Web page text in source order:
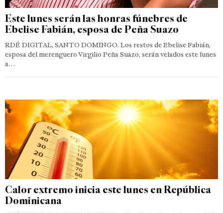
Este lunes serán las honras fúnebres de
Ebelise Fabián, esposa de Peña Suazo
RDÉ DIGITAL, SANTO DOMINGO. Los restos de Ebelise Fabián,
esposa del merenguero Virgilio Peña Suazo, serán velados este lunes
a…
Calor extremo inicia este lunes en República
Dominicana